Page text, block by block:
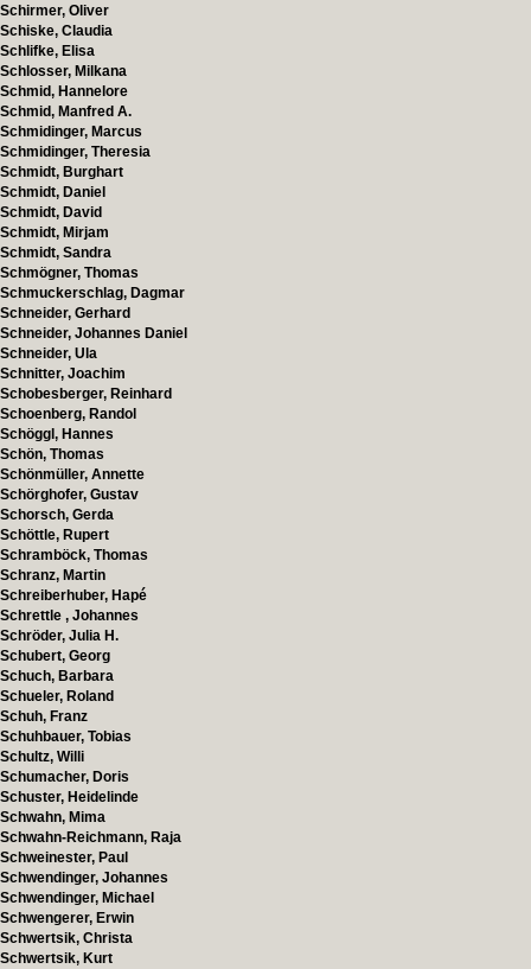
Schirmer, Oliver
Schiske, Claudia
Schlifke, Elisa
Schlosser, Milkana
Schmid, Hannelore
Schmid, Manfred A.
Schmidinger, Marcus
Schmidinger, Theresia
Schmidt, Burghart
Schmidt, Daniel
Schmidt, David
Schmidt, Mirjam
Schmidt, Sandra
Schmögner, Thomas
Schmuckerschlag, Dagmar
Schneider, Gerhard
Schneider, Johannes Daniel
Schneider, Ula
Schnitter, Joachim
Schobesberger, Reinhard
Schoenberg, Randol
Schöggl, Hannes
Schön, Thomas
Schönmüller, Annette
Schörghofer, Gustav
Schorsch, Gerda
Schöttle, Rupert
Schramböck, Thomas
Schranz, Martin
Schreiberhuber, Hapé
Schrettle , Johannes
Schröder, Julia H.
Schubert, Georg
Schuch, Barbara
Schueler, Roland
Schuh, Franz
Schuhbauer, Tobias
Schultz, Willi
Schumacher, Doris
Schuster, Heidelinde
Schwahn, Mima
Schwahn-Reichmann, Raja
Schweinester, Paul
Schwendinger, Johannes
Schwendinger, Michael
Schwengerer, Erwin
Schwertsik, Christa
Schwertsik, Kurt